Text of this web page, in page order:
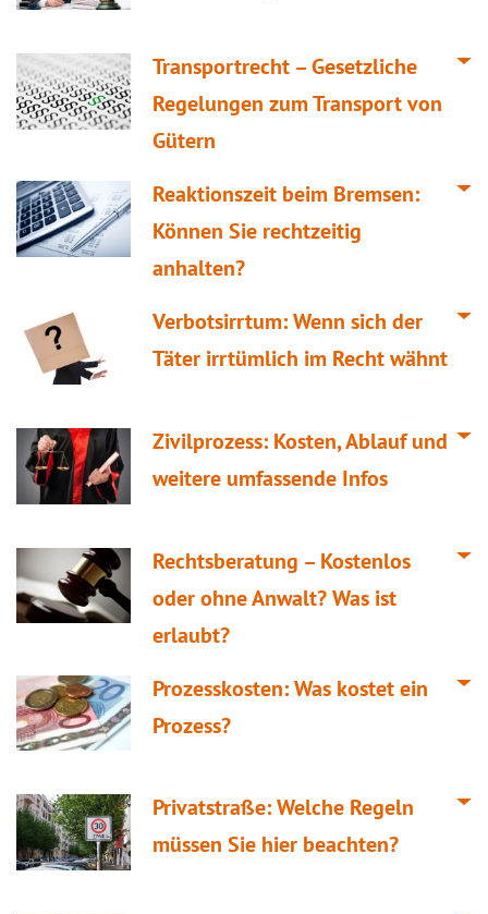
Transportrecht – Gesetzliche
Regelungen zum Transport von
Gütern
Reaktionszeit beim Bremsen:
Können Sie rechtzeitig
anhalten?
Verbotsirrtum: Wenn sich der
Täter irrtümlich im Recht wähnt
Zivilprozess: Kosten, Ablauf und
weitere umfassende Infos
Rechtsberatung – Kostenlos
oder ohne Anwalt? Was ist
erlaubt?
Prozesskosten: Was kostet ein
Prozess?
Privatstraße: Welche Regeln
müssen Sie hier beachten?